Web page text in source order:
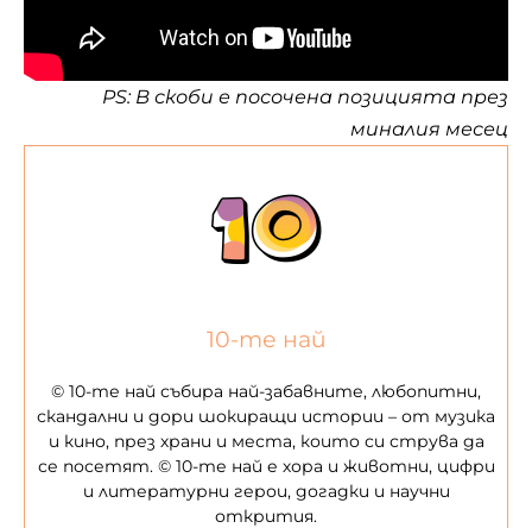
PS: В скоби е посочена позицията през
миналия месец
10-те най
© 10-те най събира най-забавните, любопитни,
скандални и дори шокиращи истории – от музика
и кино, през храни и места, които си струва да
се посетят. © 10-те най е хора и животни, цифри
и литературни герои, догадки и научни
открития.